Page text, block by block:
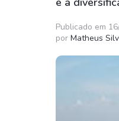
Ações
Taesa
Itausa
Ambev
Publicado em
por Matheus